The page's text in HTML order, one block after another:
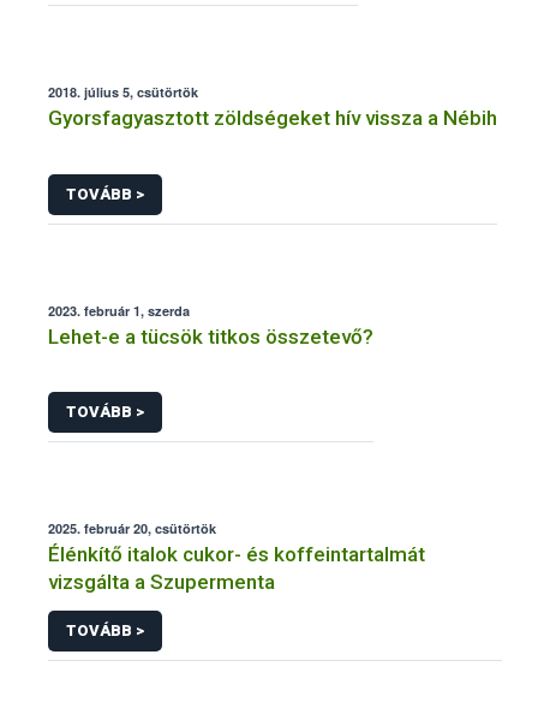
2018. július 5, csütörtök
Gyorsfagyasztott zöldségeket hív vissza a Nébih
TOVÁBB >
2023. február 1, szerda
Lehet-e a tücsök titkos összetevő?
TOVÁBB >
2025. február 20, csütörtök
Élénkítő italok cukor- és koffeintartalmát
vizsgálta a Szupermenta
TOVÁBB >